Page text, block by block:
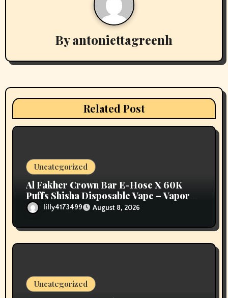
a
t
o
Byantoniettagreenh
Related Post
Uncategorized
Al Fakher Crown Bar E-Hose X 60K
Puffs Shisha Disposable Vape – Vapors
Selection UAE
lilly4173499 August 8, 2026
Uncategorized